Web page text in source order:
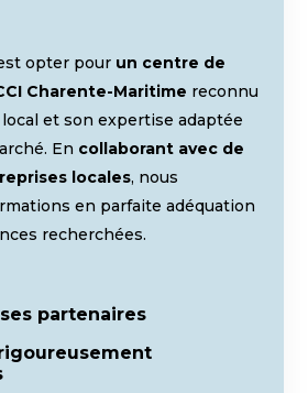
opter pour un centre de
Charente-Maritime reconnu
et son expertise adaptée
En collaborant avec de
locales, nous
en parfaite adéquation
recherchées.
partenaires